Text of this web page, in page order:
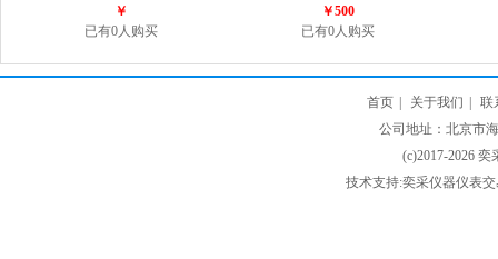
￥
已有0人购买
￥500
已有0人购买
首页 关于我们
联
公司地址：北京市
(c)2017-2026
技术支持:奕采仪器仪表